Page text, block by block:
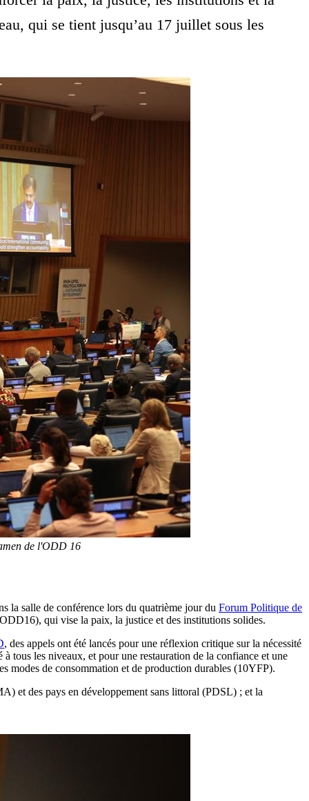
qui se tient jusqu’au 17 juillet sous les
de l'ODD 16
la salle de conférence lors du quatrième jour du Forum Politique de
qui vise la paix, la justice et des institutions solides.
, des appels ont été lancés pour une réflexion critique sur la nécessité
tous les niveaux, et pour une restauration de la confiance et une
modes de consommation et de production durables (10YFP).
et des pays en développement sans littoral (PDSL) ; et la